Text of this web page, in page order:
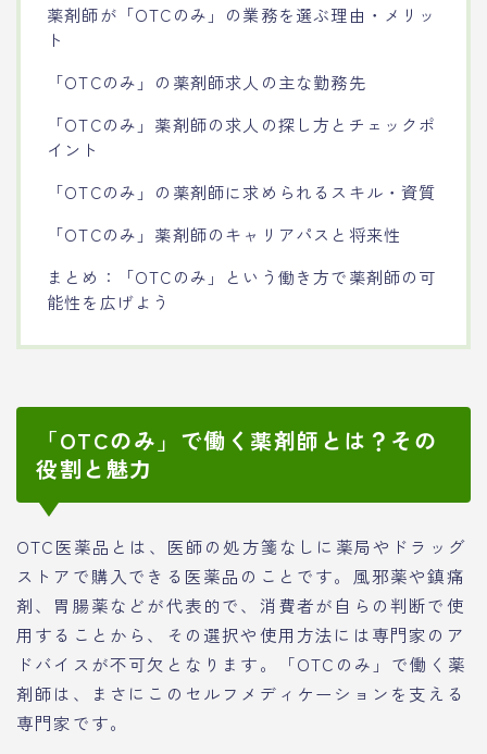
薬剤師が「OTCのみ」の業務を選ぶ理由・メリッ
ト
「OTCのみ」の薬剤師求人の主な勤務先
「OTCのみ」薬剤師の求人の探し方とチェックポ
イント
「OTCのみ」の薬剤師に求められるスキル・資質
「OTCのみ」薬剤師のキャリアパスと将来性
まとめ：「OTCのみ」という働き方で薬剤師の可
能性を広げよう
「OTCのみ」で働く薬剤師とは？その
役割と魅力
OTC医薬品とは、医師の処方箋なしに薬局やドラッグ
ストアで購入できる医薬品のことです。風邪薬や鎮痛
剤、胃腸薬などが代表的で、消費者が自らの判断で使
用することから、その選択や使用方法には専門家のア
ドバイスが不可欠となります。「OTCのみ」で働く薬
剤師は、まさにこのセルフメディケーションを支える
専門家です。